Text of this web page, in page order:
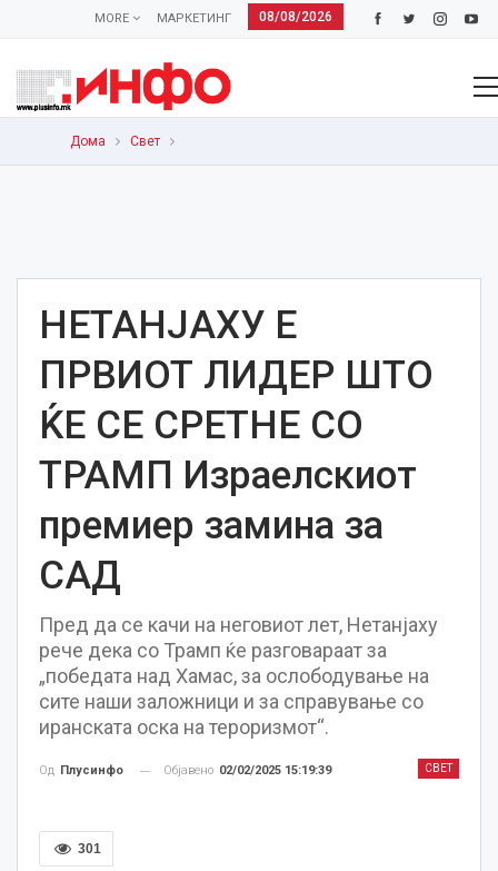
08/08/2026
МАРКЕТИНГ
MORE
Дома Свет
НЕТАНЈАХУ Е
ПРВИОТ ЛИДЕР ШТО
ЌЕ СЕ СРЕТНЕ СО
ТРАМП Израелскиот
премиер замина за
САД
Пред да се качи на неговиот лет, Нетанјаху
рече дека со Трамп ќе разговараат за
„победата над Хамас, за ослободување на
сите наши заложници и за справување со
иранската оска на тероризмот“.
СВЕТ
Од Плусинфо Објавено 02/02/2025 15:19:39
301